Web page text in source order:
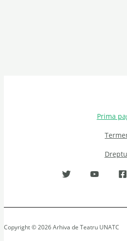
Prima
Copyright © 2026 Arhiva de Teatru UNATC